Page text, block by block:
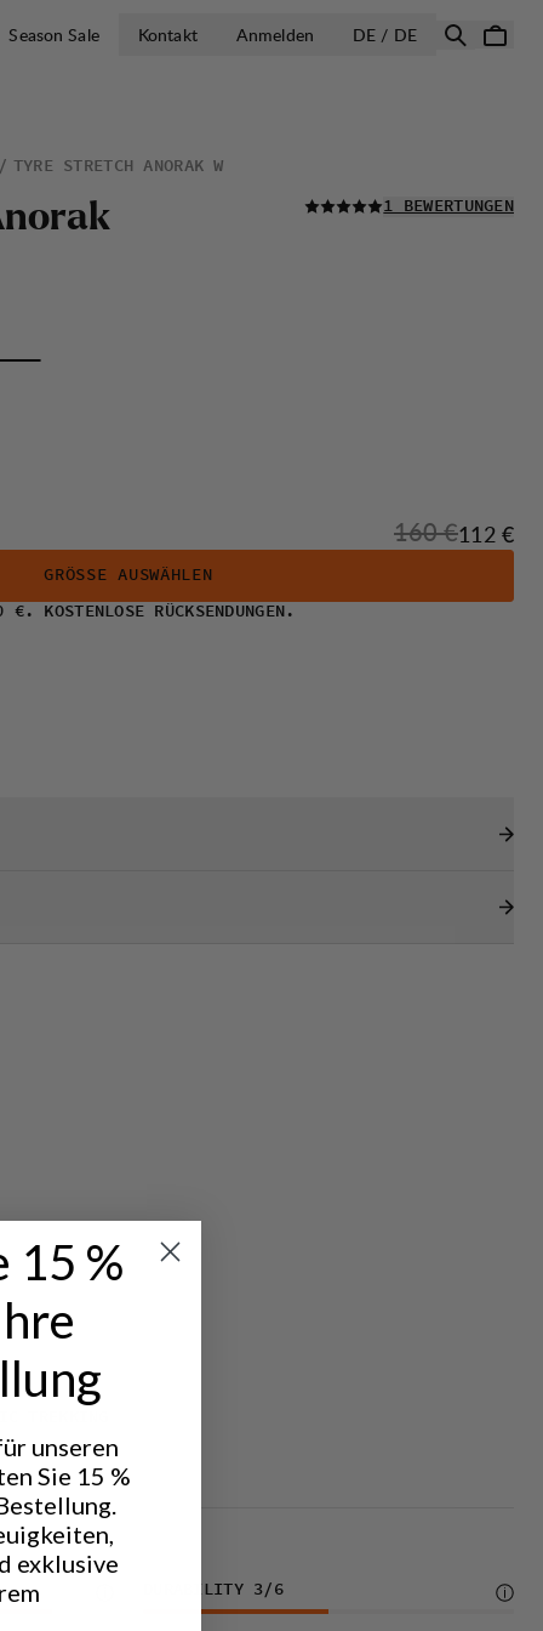
Season Sale Kontakt Anmelden DE / DELAND
TYRE STRETCH ANORAK W
norak LESEN SIE ALLE
1 BEWERTUNGEN
Originalpreis:
160 €112 €
GRÖSSE AUSWÄHLEN
KOSTENLOSE RÜCKSENDUNGEN.
DURABILITY 3/6
15 %
unseren
Sie 15 %
exklusive